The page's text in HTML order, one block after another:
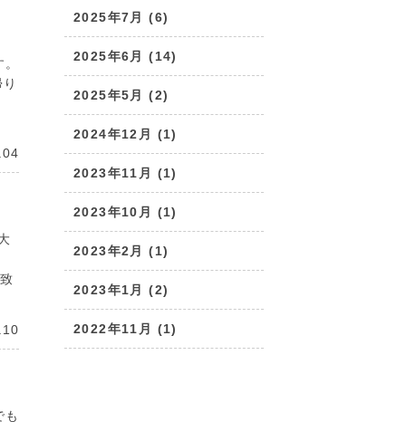
も
2025年7月 (6)
2025年6月 (14)
2025年5月 (2)
2024年12月 (1)
2023年11月 (1)
2023年10月 (1)
2023年2月 (1)
2023年1月 (2)
2022年11月 (1)